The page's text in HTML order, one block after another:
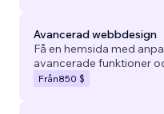
Avancerad webbdesign
Få en hemsida med
avancerade funktioner
Från850 $